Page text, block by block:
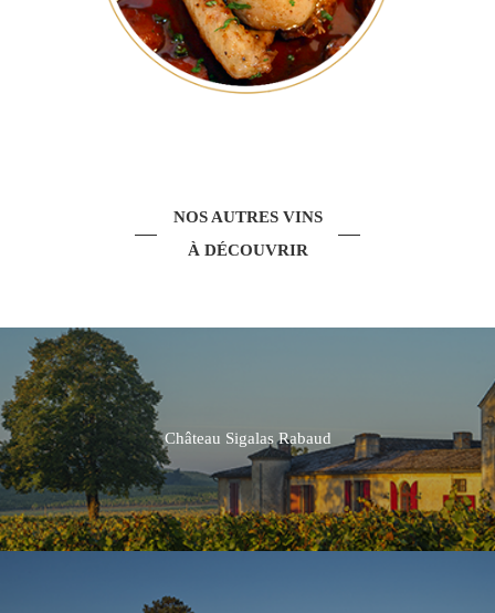
NOS AUTRES VINS
À DÉCOUVRIR
Château Sigalas Rabaud